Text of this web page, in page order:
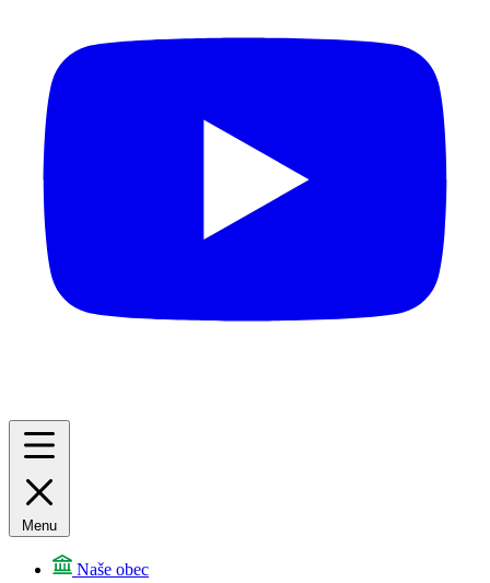
Menu
Naše obec